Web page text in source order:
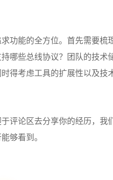
功能的全方位。首先需要梳
哪些总线协议？团队的技术
得考虑工具的扩展性以及技
评论区去分享你的经历，我
够看到。